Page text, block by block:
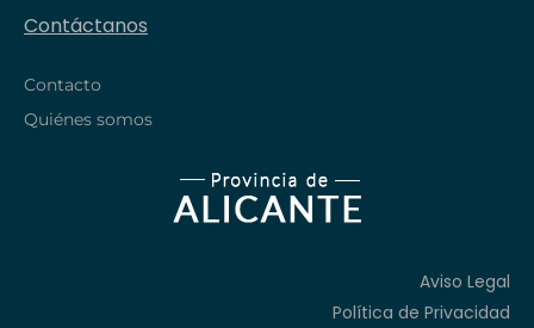
Contáctanos
Contacto
Quiénes somos
Aviso Legal
Política de Privacidad